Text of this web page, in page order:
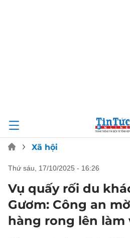
Xã hội
thứ sáu, 17/10/2025 - 16:26
Vụ quấy rối du
Gươm: Công an
hàng rong lên làm